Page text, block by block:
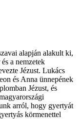
alapján alakult ki,
a nemzetek
Jézust. Lukács
és Anna ünnepének
Jézust, és
arról, hogy gyertyát
körmenettel